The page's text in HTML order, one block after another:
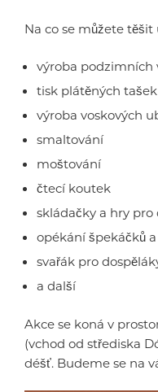
Na co se můžete těšit
výroba podzimních
tisk plátěných tašek
výroba voskových
smaltování
moštování
čtecí koutek
skládačky a hry pro
opékání špekáčků
svařák pro
a další
Akce se koná v
(vchod od střediska
déšť. Budeme se na